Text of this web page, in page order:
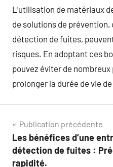
L’utilisation de matériaux
de solutions de
détection de fuites,
risques. En adoptant ces
pouvez éviter de
prolonger la durée de vie
Navigation
de
Publication précédente
Les bénéfices d’une
détection de fuites :
rapidité.